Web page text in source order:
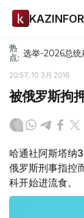
热
点: 选举-2026总统
20:57, 10 3月 2016
被俄罗斯拘
哈通社阿斯塔纳
俄罗斯刑事指控
科开始进流食。